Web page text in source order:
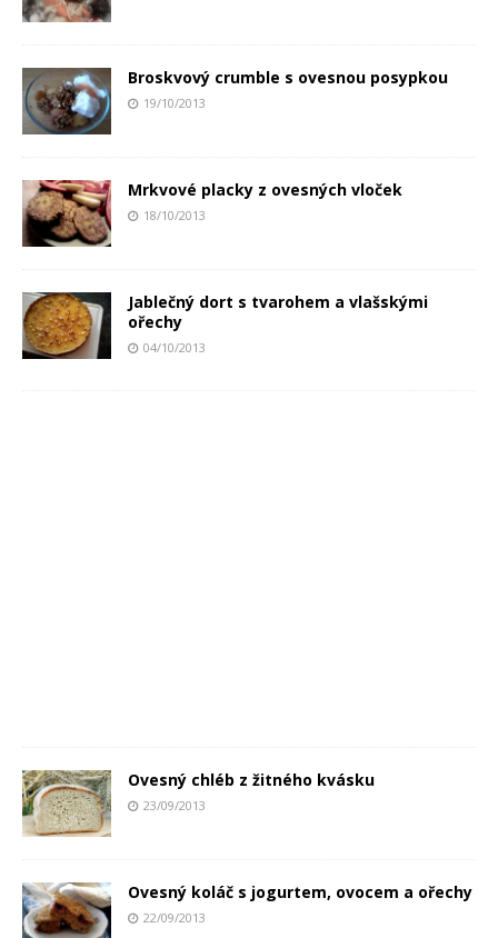
Broskvový crumble s ovesnou posypkou
19/10/2013
Mrkvové placky z ovesných vloček
18/10/2013
Jablečný dort s tvarohem a vlašskými
ořechy
04/10/2013
Ovesný chléb z žitného kvásku
23/09/2013
Ovesný koláč s jogurtem, ovocem a ořechy
22/09/2013